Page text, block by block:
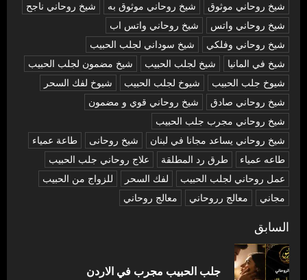
شيخ روحاني موثوق شيخ روحاني موثوق به
شيخ روحاني ناجح
شيخ روحاني واتس
شيخ روحاني واتس اب
شيخ روحاني وفلكي
شيخ سوداني لجلب الحبيب
شيخ في المانيا
شيخ لجلب الحبيب
شيخ مضمون لجلب الحبيب
شيوخ جلب الحبيب
شيوخ لجلب الحبيب
شيوخ لفك السحر
شیخ روحاني صادق
شیخ روحاني قوي و مضمون
شیخ روحاني مجرب جلب الحبيب
شیخ روحاني يساعد مجانا في لبنان
شیخ روحانی
طاعة عمياء
طاعه عمياء
طرق رد المطلقة
علاج روحاني جلب الحبيب
عمل روحاني لجلب الحبيب
لفك السحر
للزواج من الحبيب
مجاني
معالج رروحاني معالج روحاني
تصفّح
المقالات
السابق
جلب الحبيب مجرب في الاردن